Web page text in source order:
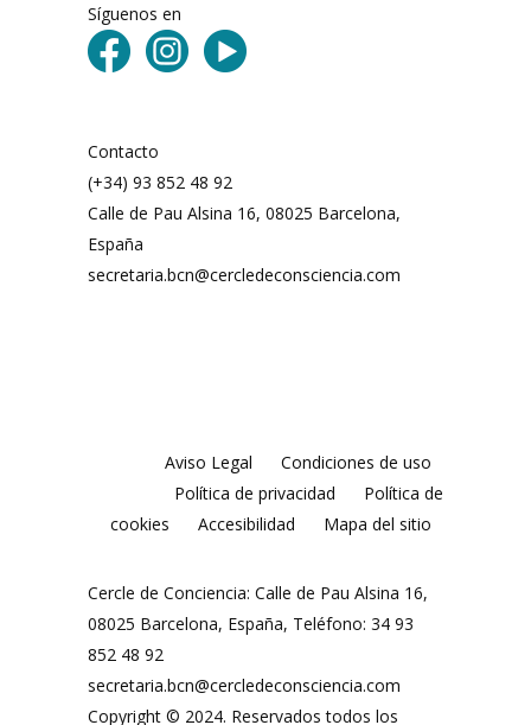
Síguenos en
Contacto
(+34) 93 852 48 92
Calle de Pau Alsina 16, 08025 Barcelona,
España
secretaria.bcn@cercledeconsciencia.com
Aviso Legal
Condiciones de uso
Política de privacidad
Política de
cookies
Accesibilidad Mapa del sitio
Cercle de Conciencia: Calle de Pau Alsina 16,
08025 Barcelona, España, Teléfono: 34 93
852 48 92
secretaria.bcn@cercledeconsciencia.com
Copyright © 2024. Reservados todos los